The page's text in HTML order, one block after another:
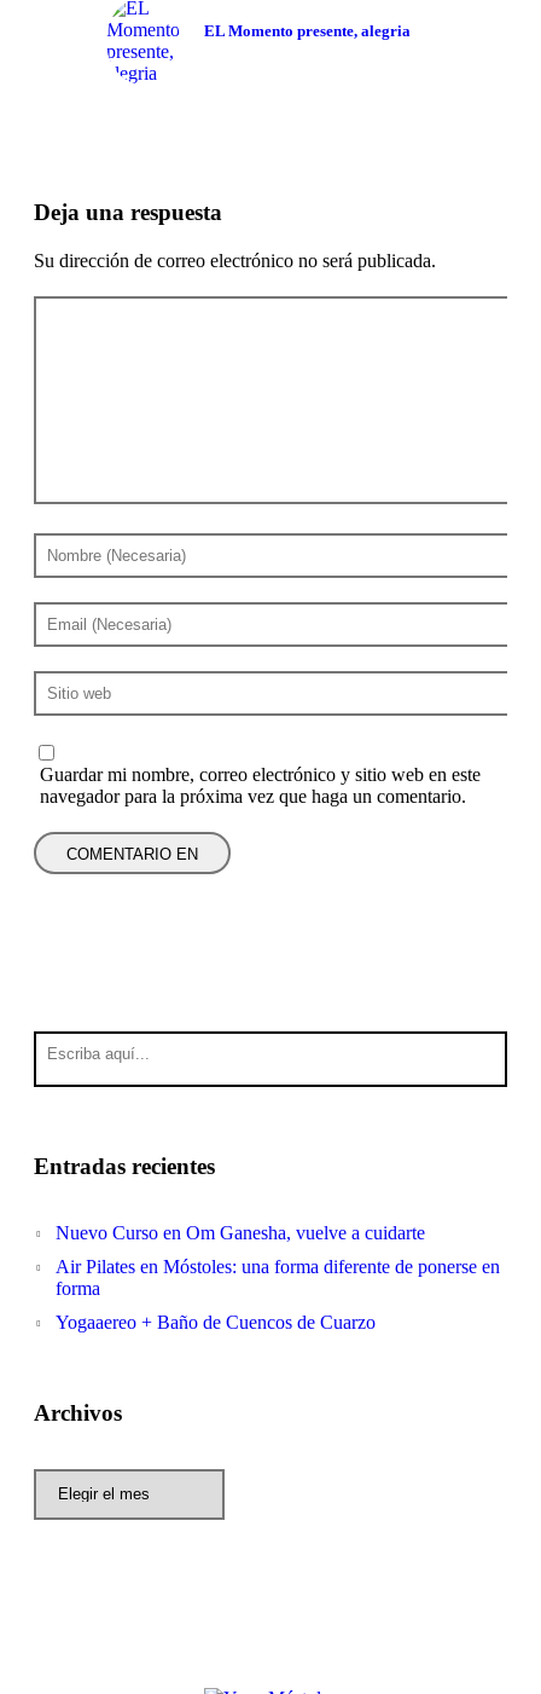
EL Momento presente, alegria
Deja una respuesta
Su dirección de correo electrónico no será publicada.
Guardar mi nombre, correo electrónico y sitio web en este
navegador para la próxima vez que haga un comentario.
Entradas recientes
Nuevo Curso en Om Ganesha, vuelve a cuidarte
Air Pilates en Móstoles: una forma diferente de ponerse en
forma
Yogaaereo + Baño de Cuencos de Cuarzo
Archivos
Archivos